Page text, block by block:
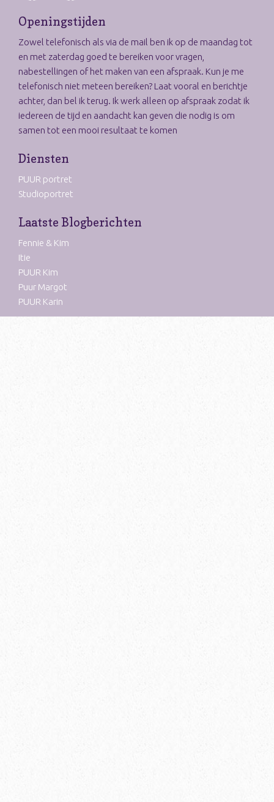
Openingstijden
Zowel telefonisch als via de mail ben ik op de maandag tot
en met zaterdag goed te bereiken voor vragen,
nabestellingen of het maken van een afspraak. Kun je me
telefonisch niet meteen bereiken? Laat vooral en berichtje
achter, dan bel ik terug. Ik werk alleen op afspraak zodat ik
iedereen de tijd en aandacht kan geven die nodig is om
samen tot een mooi resultaat te komen
Diensten
PUUR portret
Studioportret
Laatste Blogberichten
Fennie & Kim
Itie
PUUR Kim
Puur Margot
PUUR Karin